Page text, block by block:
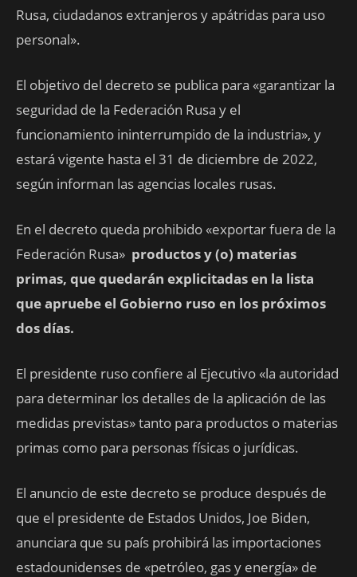
Rusa, ciudadanos extranjeros y apátridas para uso
personal».
El objetivo del decreto se publica para «garantizar la
seguridad de la Federación Rusa y el
funcionamiento ininterrumpido de la industria», y
estará vigente hasta el 31 de diciembre de 2022,
según informan las agencias locales rusas.
En el decreto queda prohibido «exportar fuera de la
Federación Rusa» productos y (o) materias
primas, que quedarán explicitadas en la lista
que apruebe el Gobierno ruso en los próximos
dos días.
El presidente ruso confiere al Ejecutivo «la autoridad
para determinar los detalles de la aplicación de las
medidas previstas» tanto para productos o materias
primas como para personas físicas o jurídicas.
El anuncio de este decreto se produce después de
que el presidente de Estados Unidos, Joe Biden,
anunciara que su país prohibirá las importaciones
estadounidenses de «petróleo, gas y energía» de